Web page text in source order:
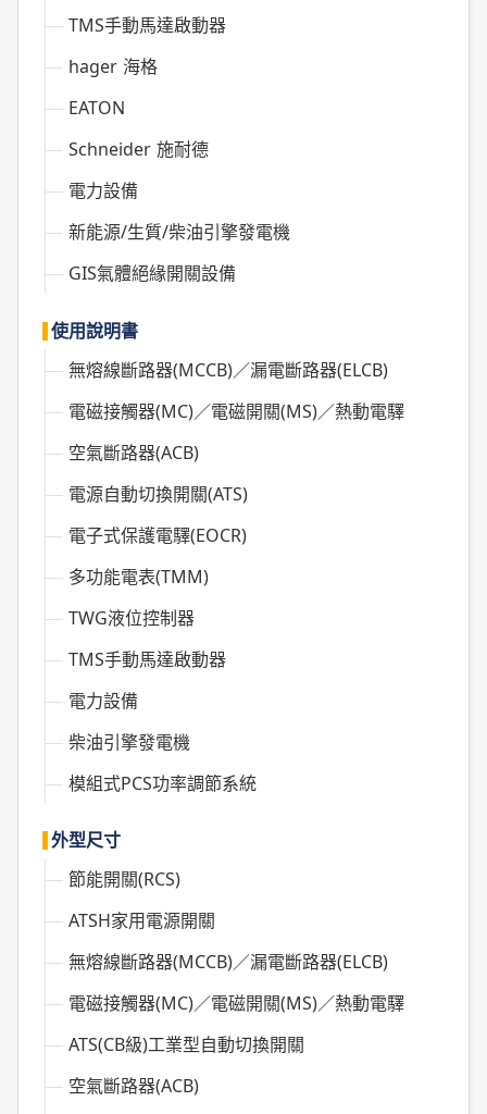
TMS手動馬達啟動器
hager 海格
EATON
Schneider 施耐德
電力設備
新能源/生質/柴油引擎發電機
GIS氣體絕緣開關設備
使用說明書
無熔線斷路器(MCCB)／漏電斷路器(ELCB)
電磁接觸器(MC)／電磁開關(MS)／熱動電驛
空氣斷路器(ACB)
電源自動切換開關(ATS)
電子式保護電驛(EOCR)
多功能電表(TMM)
TWG液位控制器
TMS手動馬達啟動器
電力設備
柴油引擎發電機
模組式PCS功率調節系統
外型尺寸
節能開關(RCS)
ATSH家用電源開關
無熔線斷路器(MCCB)／漏電斷路器(ELCB)
電磁接觸器(MC)／電磁開關(MS)／熱動電驛
ATS(CB級)工業型自動切換開關
空氣斷路器(ACB)